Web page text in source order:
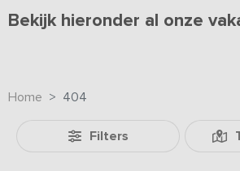
Bekijk hieronder al onze
Home 404
Filters